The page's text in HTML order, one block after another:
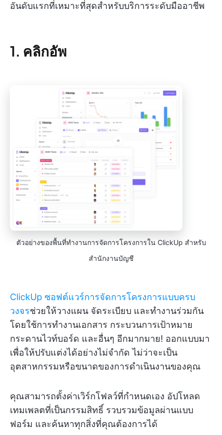
อันดับแรกที่เหมาะที่สุดสำหรับบริการระดับมืออาชีพ
1. คลิกอัพ
ตัวอย่างของพื้นที่ทำงานการจัดการโครงการใน ClickUp สำหรับ
สำนักงานบัญชี
ClickUp ซอฟต์แวร์การจัดการโครงการแบบครบ
วงจรช่วยให้วางแผน จัดระเบียบ และทำงานร่วมกัน
โดยใช้การทำงานเอกสาร กระบวนการเป้าหมาย
กระดานไวท์บอร์ด และอื่นๆ อีกมากมาย! ออกแบบมา
เพื่อให้ปรับแต่งได้อย่างไม่จำกัด ไม่ว่าจะเป็น
อุตสาหกรรมหรือขนาดของการดำเนินงานของคุณ
คุณสามารถตั้งค่าเวิร์กโฟลว์ที่กำหนดเอง อัปโหลด
เทมเพลตที่เป็นกรรมสิทธิ์ รวบรวมข้อมูลผ่านแบบ
ฟอร์ม และค้นหาทุกสิ่งที่คุณต้องการได้